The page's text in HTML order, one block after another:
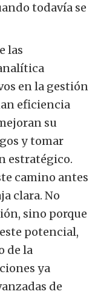
todavía se
las
en la gestión
eficiencia
su
y tomar
estratégico.
camino antes
clara. No
sino porque
potencial,
de la
ya
de